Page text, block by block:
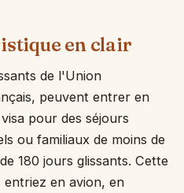
en clair
de l'Union
peuvent entrer en
pour des séjours
ou familiaux de moins de
180 jours glissants. Cette
entriez en avion, en